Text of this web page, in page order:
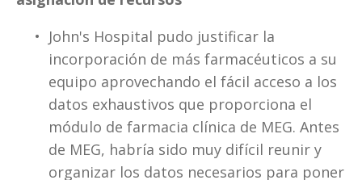
John's Hospital pudo justificar la
incorporación de más farmacéuticos a su
equipo aprovechando el fácil acceso a los
datos exhaustivos que proporciona el
módulo de farmacia clínica de MEG. Antes
de MEG, habría sido muy difícil reunir y
organizar los datos necesarios para poner